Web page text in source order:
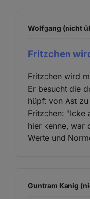
Wolfgang (nicht
Fritzchen
Fritzchen wird
Er besucht die
hüpft von Ast zu
Fritzchen: "Icke
hier kenne, war
Werte und
Guntram Kanig